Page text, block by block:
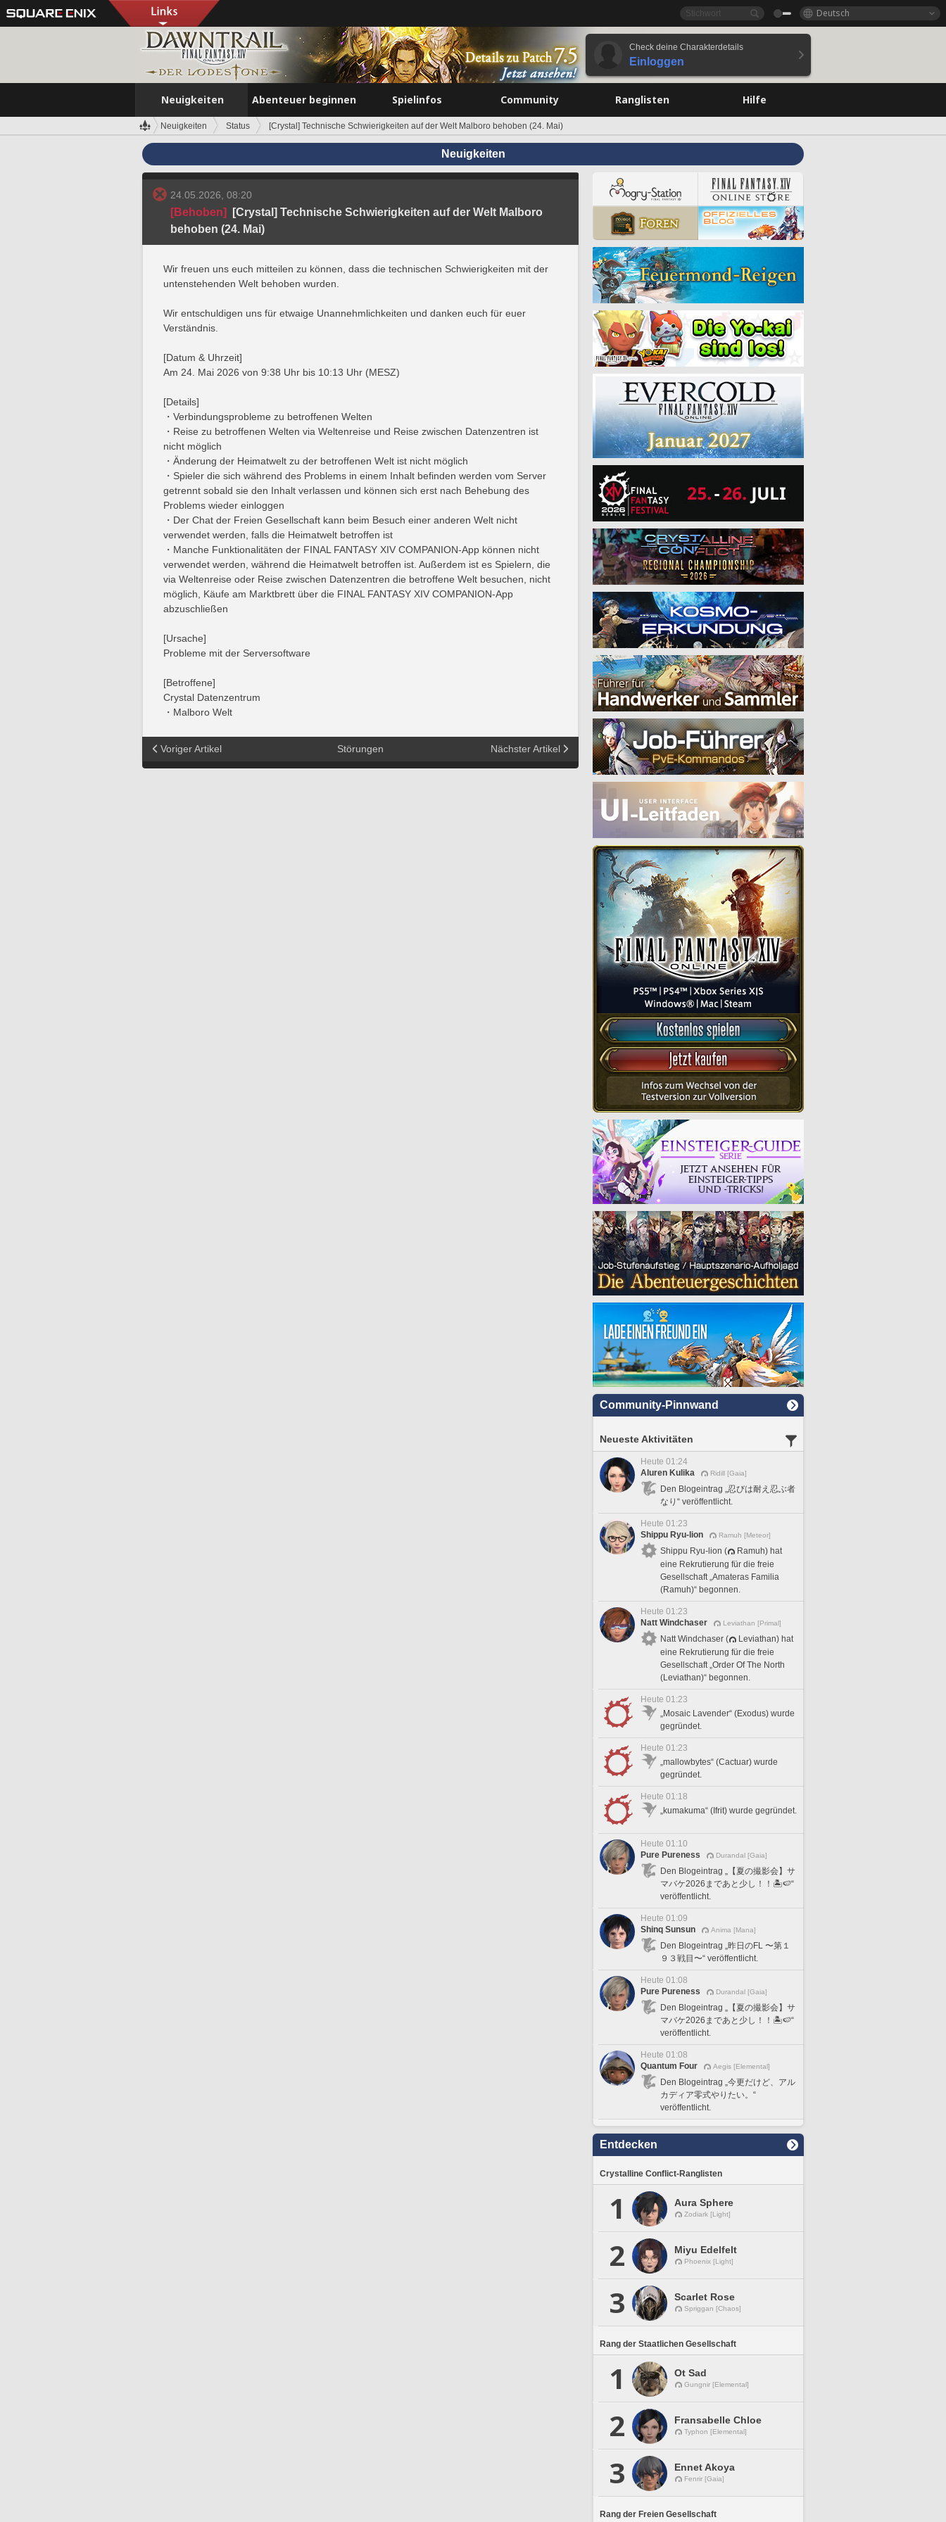
Deutsch
Check deine Charakterdetails
Einloggen
Neuigkeiten Abenteuer beginnen Spielinfos Community Ranglisten Hilfe
Neuigkeiten Status [Crystal] Technische Schwierigkeiten auf der Welt Malboro behoben (24. Mai)
Neuigkeiten
24.05.2026, 08:20
[Behoben]
[Crystal] Technische Schwierigkeiten auf der Welt Malboro
behoben (24. Mai)
Wir freuen uns euch mitteilen zu können, dass die technischen Schwierigkeiten mit der
untenstehenden Welt behoben wurden.
Wir entschuldigen uns für etwaige Unannehmlichkeiten und danken euch für euer
Verständnis.
[Datum & Uhrzeit]
Am 24. Mai 2026 von 9:38 Uhr bis 10:13 Uhr (MESZ)
[Details]
・Verbindungsprobleme zu betroffenen Welten
・Reise zu betroffenen Welten via Weltenreise und Reise zwischen Datenzentren ist
nicht möglich
・Änderung der Heimatwelt zu der betroffenen Welt ist nicht möglich
・Spieler die sich während des Problems in einem Inhalt befinden werden vom Server
getrennt sobald sie den Inhalt verlassen und können sich erst nach Behebung des
Problems wieder einloggen
・Der Chat der Freien Gesellschaft kann beim Besuch einer anderen Welt nicht
verwendet werden, falls die Heimatwelt betroffen ist
・Manche Funktionalitäten der FINAL FANTASY XIV COMPANION-App können nicht
verwendet werden, während die Heimatwelt betroffen ist. Außerdem ist es Spielern, die
via Weltenreise oder Reise zwischen Datenzentren die betroffene Welt besuchen, nicht
möglich, Käufe am Marktbrett über die FINAL FANTASY XIV COMPANION-App
abzuschließen
[Ursache]
Probleme mit der Serversoftware
[Betroffene]
Crystal Datenzentrum
・Malboro Welt
Voriger Artikel Störungen Nächster Artikel
Community-Pinnwand
Neueste Aktivitäten
Heute 01:24
Aluren Kulika
Ridill [Gaia]
Den Blogeintrag „忍びは耐え忍ぶ者
なり“ veröffentlicht.
Heute 01:23
Shippu Ryu-lion
Ramuh [Meteor]
Shippu Ryu-lion (
Ramuh) hat
eine Rekrutierung für die freie
Gesellschaft „Amateras Familia
(Ramuh)“ begonnen.
Heute 01:23
Natt Windchaser
Leviathan [Primal]
Natt Windchaser (
Leviathan) hat
eine Rekrutierung für die freie
Gesellschaft „Order Of The North
(Leviathan)“ begonnen.
Heute 01:23
„Mosaic Lavender“ (Exodus) wurde
gegründet.
Heute 01:23
„mallowbytes“ (Cactuar) wurde
gegründet.
Heute 01:18
„kumakuma“ (Ifrit) wurde gegründet.
Heute 01:10
Pure Pureness
Durandal [Gaia]
Den Blogeintrag „【夏の撮影会】サ
マバケ2026まであと少し！！🏝️🍉“
veröffentlicht.
Heute 01:09
Shinq Sunsun
Anima [Mana]
Den Blogeintrag „昨日のFL 〜第１
９３戦目〜“ veröffentlicht.
Heute 01:08
Pure Pureness
Durandal [Gaia]
Den Blogeintrag „【夏の撮影会】サ
マバケ2026まであと少し！！🏝️🍉“
veröffentlicht.
Heute 01:08
Quantum Four
Aegis [Elemental]
Den Blogeintrag „今更だけど、アル
カディア零式やりたい。“
veröffentlicht.
Entdecken
Crystalline Conflict-Ranglisten
1 Aura Sphere
Zodiark [Light]
2 Miyu Edelfelt
Phoenix [Light]
3 Scarlet Rose
Spriggan [Chaos]
Rang der Staatlichen Gesellschaft
1 Ot Sad
Gungnir [Elemental]
2 Fransabelle Chloe
Typhon [Elemental]
3 Ennet Akoya
Fenrir [Gaia]
Rang der Freien Gesellschaft